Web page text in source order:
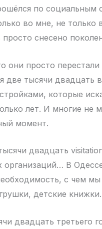
по социальным
во мне, не
снесено
просто перестали
две тысячи двадцать
которые
лет. И многие не
момент.
двадцать
организаций… В
с чем
детские книжки.
двадцать третьего